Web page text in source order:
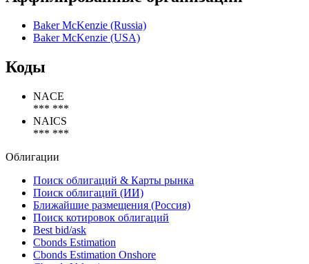
Аффилированные организации
Baker McKenzie (Russia)
Коды
*** ***
*** ***
Облигации
Поиск облигаций & Карты рынка
Поиск облигаций (ИИ)
Ближайшие размещения (Россия)